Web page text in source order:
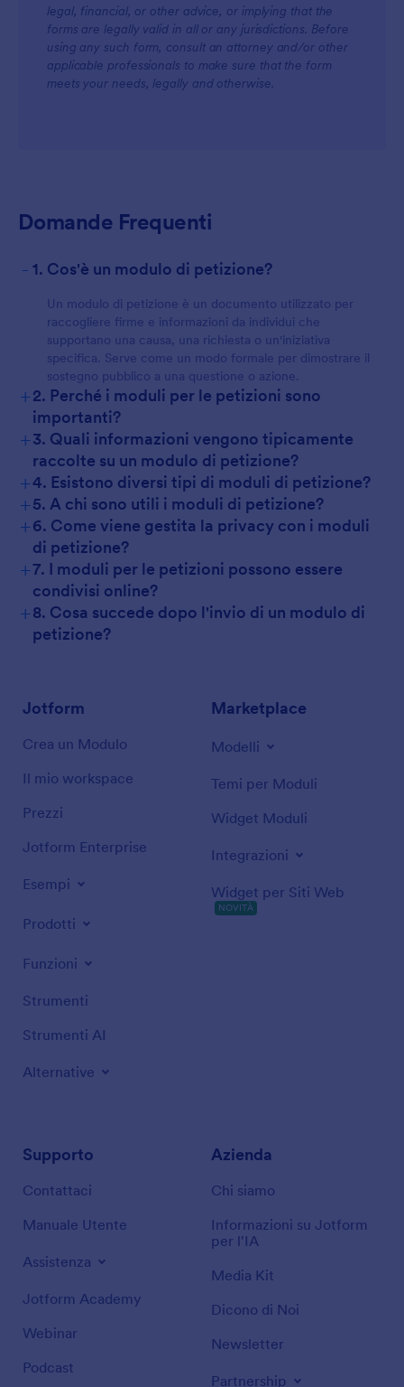
legal, financial, or other advice, or implying that the
forms are legally valid in all or any jurisdictions. Before
using any such form, consult an attorney and/or other
applicable professionals to make sure that the form
meets your needs, legally and otherwise.
Domande Frequenti
- 1. Cos'è un modulo di petizione?
Un modulo di petizione è un documento utilizzato per
raccogliere firme e informazioni da individui che
supportano una causa, una richiesta o un'iniziativa
specifica. Serve come un modo formale per dimostrare il
sostegno pubblico a una questione o azione.
+2. Perché i moduli per le petizioni sono
importanti?
+3. Quali informazioni vengono tipicamente
raccolte su un modulo di petizione?
+4. Esistono diversi tipi di moduli di petizione?
+5. A chi sono utili i moduli di petizione?
+6. Come viene gestita la privacy con i moduli
di petizione?
+7. I moduli per le petizioni possono essere
condivisi online?
+8. Cosa succede dopo l'invio di un modulo di
petizione?
Jotform
Crea un Modulo
Il mio workspace
Prezzi
Jotform Enterprise
Esempi
Prodotti
Funzioni
Strumenti
Strumenti AI
Alternative
Marketplace
Modelli
Temi per Moduli
Widget Moduli
Integrazioni
Widget per Siti Web
NOVITÀ
Supporto
Contattaci
Manuale Utente
Assistenza
Jotform Academy
Webinar
Podcast
Azienda
Chi siamo
Informazioni su Jotform
per l'IA
Media Kit
Dicono di Noi
Newsletter
Partnership